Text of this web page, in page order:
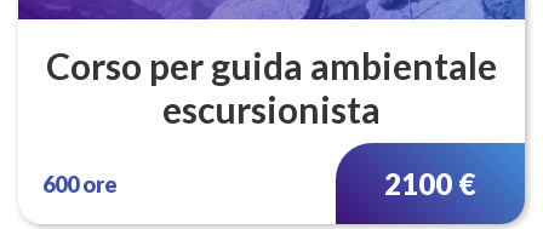
Corso per guida ambientale
escursionista
600 ore 2100 €